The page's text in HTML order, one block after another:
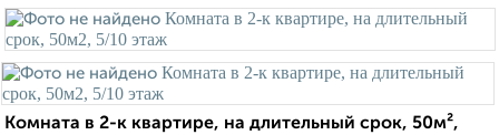
Комната в 2-к квартире, на длительный срок, 50м²,